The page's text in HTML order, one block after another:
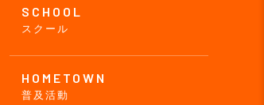
SCHOOL
スクール
HOMETOWN
普及活動